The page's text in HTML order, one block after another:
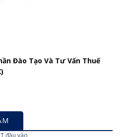
Đào Tạo Và Tư Vấn Thuế